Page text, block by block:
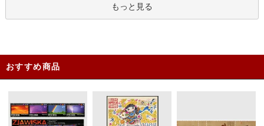
もっと見る
おすすめ商品